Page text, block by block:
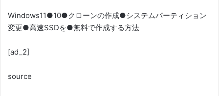
Windows11●10●クローンの作成●システムパーティション
変更●高速SSDを●無料で作成する方法
[ad_2]
source